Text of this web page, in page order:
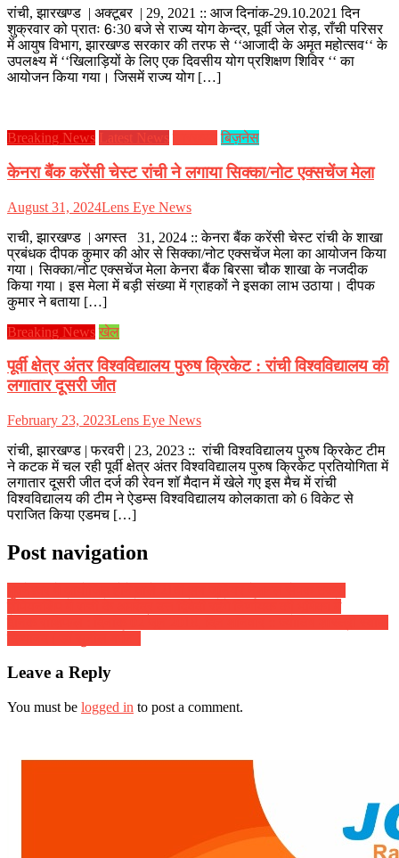
रांची, झारखण्ड | अक्टूबर | 29, 2021 :: आज दिनांक-29.10.2021 दिन
शुक्रवार को प्रातः 6ः30 बजे से राज्य योग केन्द्र, पूर्वी जेल रोड़, राँची परिसर
में आयुष विभाग, झारखण्ड सरकार की तरफ से ‘‘आजादी के अमृत महोत्सव‘‘ के
उपलक्ष्य में ‘‘खिलाड़ियों के लिए एक दिवसीय योग प्रशिक्षण शिविर ‘‘ का
आयोजन किया गया। जिसमें राज्य योग […]
Breaking News Latest News बिज़नेस
केनरा बैंक करेंसी चेस्ट रांची ने लगाया सिक्का/नोट एक्सचेंज मेला
August 31, 2024Lens Eye News
राची, झारखण्ड | अगस्त 31, 2024 :: केनरा बैंक करेंसी चेस्ट रांची के शाखा
प्रबंधक दीपक कुमार की ओर से सिक्का/नोट एक्सचेंज मेला का आयोजन किया
गया। सिक्का/नोट एक्सचेंज मेला केनरा बैंक बिरसा चौक शाखा के नजदीक
किया गया। इस मेला में बड़ी संख्या में ग्राहकों ने इसका लाभ उठाया। दीपक
कुमार ने बताया […]
Breaking News खेल
पूर्वी क्षेत्र अंतर विश्वविद्यालय पुरुष क्रिकेट : रांची विश्वविद्यालय की
लगातार दूसरी जीत
February 23, 2023Lens Eye News
रांची, झारखण्ड | फरवरी | 23, 2023 :: रांची विश्वविद्यालय पुरुष क्रिकेट टीम
ने कटक में चल रही पूर्वी क्षेत्र अंतर विश्वविद्यालय पुरुष क्रिकेट प्रतियोगिता में
लगातार दूसरी जीत दर्ज की रेवन शॉ मैदान में खेले गए इस मैच में रांची
विश्वविद्यालय की टीम ने ऐडम्स विश्वविद्यालय कोलकाता को 6 विकेट से
पराजित किया एडमच […]
Post navigation
Leave a Reply
You must be logged in to post a comment.